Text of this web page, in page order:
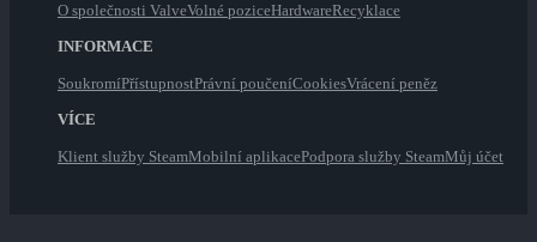
O společnosti ValveVolné poziceHardwareRecyklace
INFORMACE
SoukromíPřístupnostPrávní poučeníCookiesVrácení peněz
VÍCE
Klient služby SteamMobilní aplikacePodpora služby SteamMůj účet